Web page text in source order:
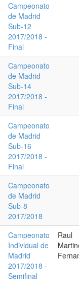
Campeonato
de Madrid
Sub-12
2017/2018 -
Final
Campeonato
de Madrid
Sub-14
2017/2018 -
Final
Campeonato
de Madrid
Sub-16
2017/2018 -
Final
Campeonato
de Madrid
Sub-8
2017/2018
Campeonato
Individual de
Madrid
2017/2018 -
Semifinal
Raul